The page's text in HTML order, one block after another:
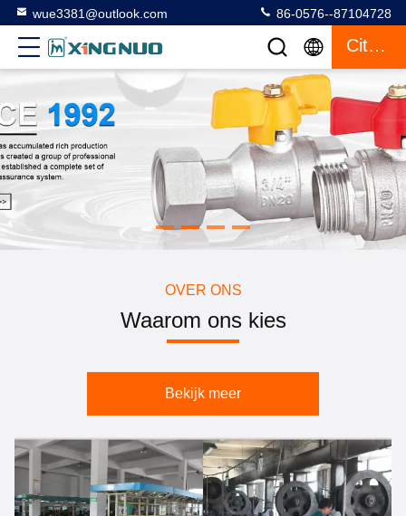
wue3381@outlook.com 86-0576--87104728
Citaat
OVER ONS
Waarom ons kies
Bekijk meer